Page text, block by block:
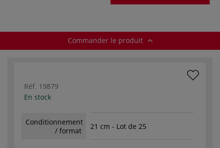
Commander le produit
Réf. 19879
En stock
Conditionnement
/ format
21 cm - Lot de 25